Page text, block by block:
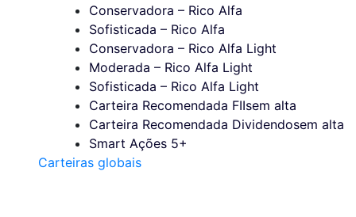
Conservadora – Rico Alfa
Sofisticada – Rico Alfa
Conservadora – Rico Alfa Light
Moderada – Rico Alfa Light
Sofisticada – Rico Alfa Light
Carteira Recomendada FIIsem alta
Carteira Recomendada Dividendosem alta
Smart Ações 5+
Carteiras globais